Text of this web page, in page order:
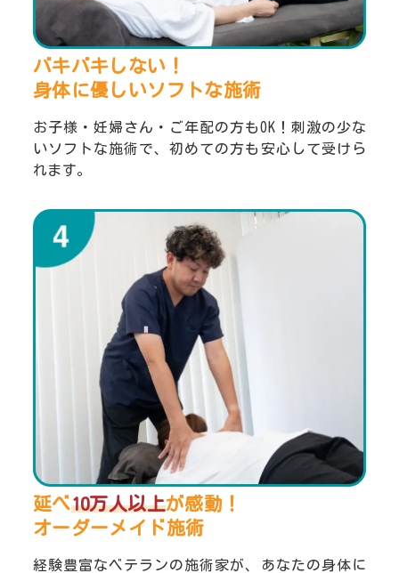
バキバキしない！
身体に優しいソフトな施術
お子様・妊婦さん・ご年配の方もOK！刺激の少な
いソフトな施術で、初めての方も安心して受けら
れます。
延べ10万人以上が感動！
オーダーメイド施術
経験豊富なベテランの施術家が、あなたの身体に